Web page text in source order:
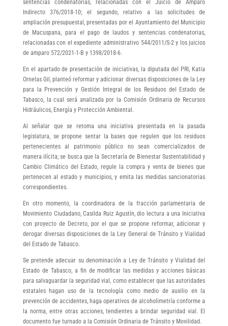
sentencias condenatorias, relacionadas con el Juicio de Amparo
Indirecto 376/2018-10; el segundo, relativo a las solicitudes de
ampliación presupuestal, presentadas por el Ayuntamiento del Municipio
de Macuspana, para el pago de laudos y sentencias condenatorias,
relacionadas con el expediente administrativo 544/2011/S-2 y los juicios
de amparo 572/2021-1-B y 1398/2018-6.
En el apartado de presentación de iniciativas, la diputada del PRI, Katia
Ornelas Gil, planteó reformar y adicionar diversas disposiciones de la Ley
para la Prevención y Gestión Integral de los Residuos del Estado de
Tabasco, la cual será analizada por la Comisión Ordinaria de Recursos
Hidráulicos, Energía y Protección Ambiental.
Al señalar que se retoma una iniciativa presentada en la pasada
legislatura, se propone sentar la bases que regulen que los residuos
pertenecientes al patrimonio público no sean comercializados de
manera ilícita; se busca que la Secretaría de Bienestar Sustentabilidad y
Cambio Climático del Estado, regule la compra y venta de bienes que
pertenecen al estado y municipios, y emita las medidas sancionatorias
correspondientes.
En otro momento, la coordinadora de la fracción parlamentaria de
Movimiento Ciudadano, Casilda Ruiz Agustín, dio lectura a una Iniciativa
con proyecto de Decreto, por el que se propone reformar, adicionar y
derogar diversas disposiciones de la Ley General de Tránsito y Vialidad
del Estado de Tabasco.
Se pretende adecuar su denominación a Ley de Tránsito y Vialidad del
Estado de Tabasco, a fin de modificar las medidas y acciones básicas
para salvaguardar la seguridad vial, como establecer que las autoridades
estatales hagan uso de la tecnología como medio de auxilio en la
prevención de accidentes, haga operativos de alcoholimetría conforme a
la norma, entre otras acciones, tendientes a brindar seguridad vial. El
documento fue turnado a la Comisión Ordinaria de Tránsito y Movilidad.